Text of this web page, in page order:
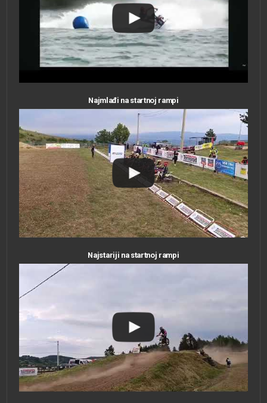
Najmlađi na startnoj rampi
Najstariji na startnoj rampi